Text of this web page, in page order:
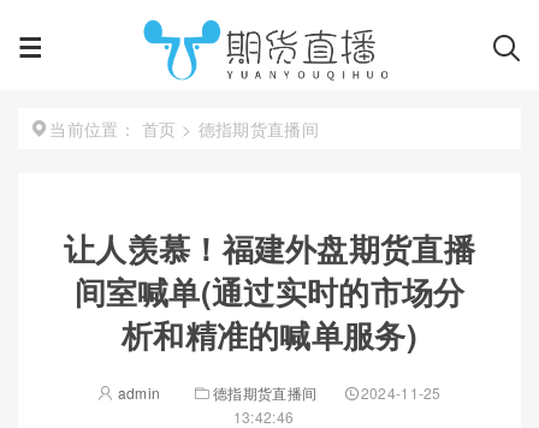
当前位置： 首页 > 德指期货直播间
让人羡慕！福建外盘期货直播
间室喊单(通过实时的市场分
析和精准的喊单服务)
admin 德指期货直播间
2024-11-25
13:42:46